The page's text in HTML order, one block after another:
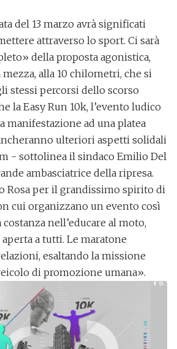
del 13 marzo avrà significati
attraverso lo sport. Ci sarà
della proposta agonistica,
alla 10 chilometri, che si
stessi percorsi dello scorso
la Easy Run 10k, l’evento ludico
manifestazione ad una platea
ulteriori aspetti solidali
- sottolinea il sindaco Emilio Del
ambasciatrice della ripresa.
Rosa per il grandissimo spirito di
cui organizzano un evento così
nell’educare al moto,
a tutti. Le maratone
esaltando la missione
di promozione umana».